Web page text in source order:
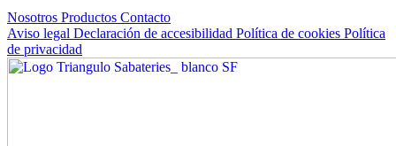
Nosotros Productos Contacto
Aviso legal Declaración de accesibilidad Política de cookies Política
de privacidad